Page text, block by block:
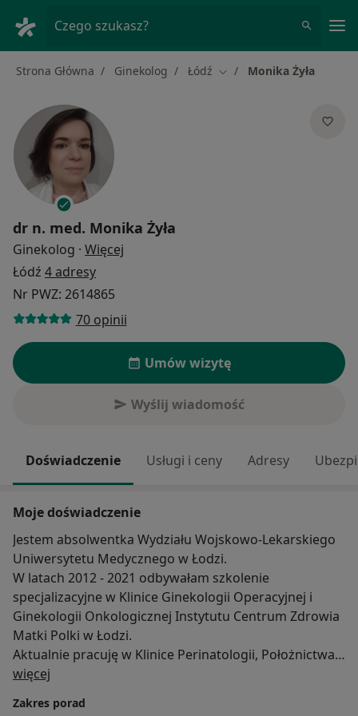
Czego szukasz?
Strona Główna Ginekolog Łódź Zmień miasto
Monika Żyła
dr n. med. Monika Żyła
Ginekolog · Więcej
Łódź 4 adresy
Nr PWZ: 2614865
70 opinii
Umów wizytę
Wyślij wiadomość
Doświadczenie Usługi i ceny Adresy
Moje doświadczenie
Jestem absolwentka Wydziału Wojskowo-Lekarskiego
Uniwersytetu Medycznego w Łodzi.
W latach 2012 - 2021 odbywałam szkolenie
specjalizacyjne w Klinice Ginekologii Operacyjnej i
Ginekologii Onkologicznej Instytutu Centrum Zdrowia
Matki Polki w Łodzi.
Aktualnie pracuję w Klinice Perinatologii, Położnictwa i
Ginekologii ICZMP.
medycznych, za obronę rozprawy doktorskiej pt.„ Rola
więcej
Zakres porad